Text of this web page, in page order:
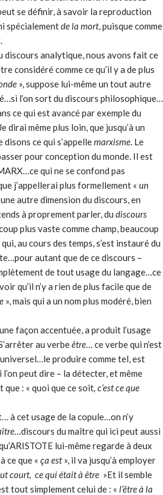
se définir, à savoir la reproduction
spécialementde la mort, puisque comme
discours analytique, nous avons fait ce
considéré comme ce qu’il y a de plus
», suppose lui-même un tout autre
l’on sort du discours philosophique…
ce qui est avancé par exemple du
Je dirai même plus loin, que jusqu’à un
ce qui s’appellemarxisme. Le
pour conception du monde. Il est
qui ne se confond pas
j’appel­lerai plus formellement « un
autre dimension du discours, en
à proprement parler, du discours
plus vaste comme champ, beaucoup
au cours des temps, s’est instauré du
autant que de ce discours –
de tout usage du langage…ce
qu’il n’y a rien de plus facile que de
», mais qui a un nom plus modéré, bien
façon accentuée, a produit l’usage
au verbeêtre… ce verbe qui n’est
produire comme tel, est
peut dire – la détecter, et même
que : « quoi que ce soit, c’est ce que
à cet usage de la copule…on n’y
…discours du maître qui ici peut aussi
lui-même regarde à deux
à ce que « ça est», il va jusqu’à employer
court, ce qui était à être »Et il semble
tout simplement celui de : « l’être à la